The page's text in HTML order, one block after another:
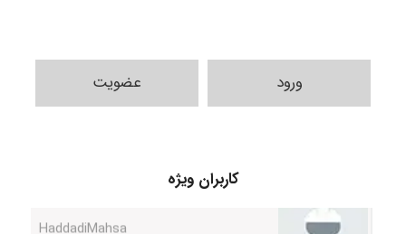
ورود عضویت
کاربران ویژه